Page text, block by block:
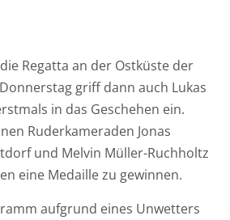
Regatta an der Ostküste der
griff dann auch Lukas
in das Geschehen ein.
Ruderkameraden Jonas
und Melvin Müller-Ruchholtz
eine Medaille zu gewinnen.
aufgrund eines Unwetters